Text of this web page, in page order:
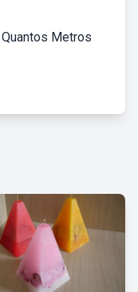
Metros